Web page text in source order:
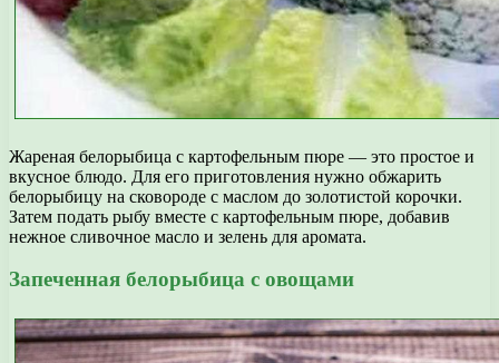
Жареная белорыбица с картофельным пюре — это простое и
вкусное блюдо. Для его приготовления нужно обжарить
белорыбицу на сковороде с маслом до золотистой корочки.
Затем подать рыбу вместе с картофельным пюре, добавив
нежное сливочное масло и зелень для аромата.
Запеченная белорыбица с овощами